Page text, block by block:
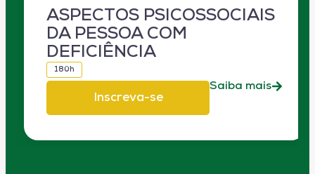
ASPECTOS PSICOSSOCIAIS
DA PESSOA COM
DEFICIÊNCIA
180h
Inscreva-se
Saiba mais